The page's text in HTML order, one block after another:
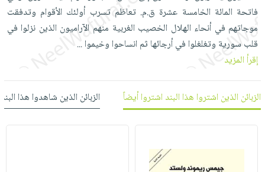
العناية
بالأسنان
الحمية
والتغذية
أدوات
المائدة
الأوعية
والتخزين
أدوات
المطبخ
الأكثر
مبيعاً
العودة
للمدارس
كتب
اكسسوارات
منزلية
ملابس
شحن
مجاني
بنود
مختارة
اشتراكات
كل
الاشتراكات
صندوق
بحث
متقدم
فاتحة المائة الخامسة عشرة ق.م. تعاظم تسرب أولئك الأقوام وتدفقت
موجاتهم في أنحاء الهلال الخصيب الغربية منهم الآراميون الذين نزلوا في
قلب سورية وتغلغلوا في أرجائها ثم انساحوا وخيموا...
إقرأ المزيد
الزبائن الذين اشتروا هذا البند اشتروا أيضاً الزبائن الذين شاهدوا هذا